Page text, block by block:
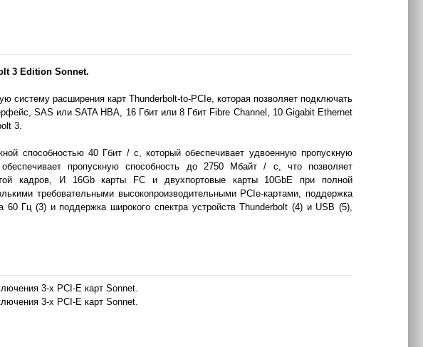
3 Edition Sonnet.
систему расширения карт Thunderbolt-to-PCIe, которая позволяет подключать
SAS или SATA HBA, 16 Гбит или 8 Гбит Fibre Channel, 10 Gigabit Ethernet
3.
способностью 40 Гбит / с, который обеспечивает удвоенную пропускную
пропускную способность до 2750 Мбайт / с, что позволяет
кадров, И 16Gb карты FC и двухпортовые карты 10GbE при полной
требовательными высокопроизводительными PCIe-картами, поддержка
Гц (3) и поддержка широкого спектра устройств Thunderbolt (4) и USB (5),
3-х PCI-E карт Sonnet.
3-х PCI-E карт Sonnet.